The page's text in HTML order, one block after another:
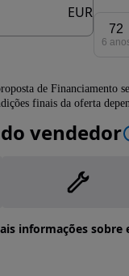
EUR
72
6
de Financiamento
finais da oferta
vendedor
informações sobre